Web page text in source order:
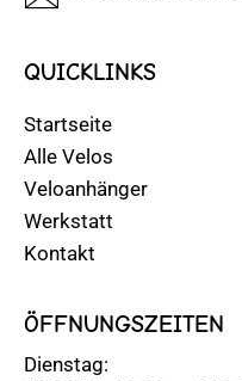
QUICKLINKS
Startseite
Alle Velos
Veloanhänger
Werkstatt
Kontakt
ÖFFNUNGSZEITEN
Dienstag: